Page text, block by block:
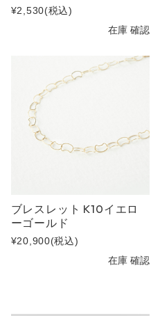
¥2,530(税込)
在庫 確認
ブレスレット K10イエロ
ーゴールド
¥20,900(税込)
在庫 確認